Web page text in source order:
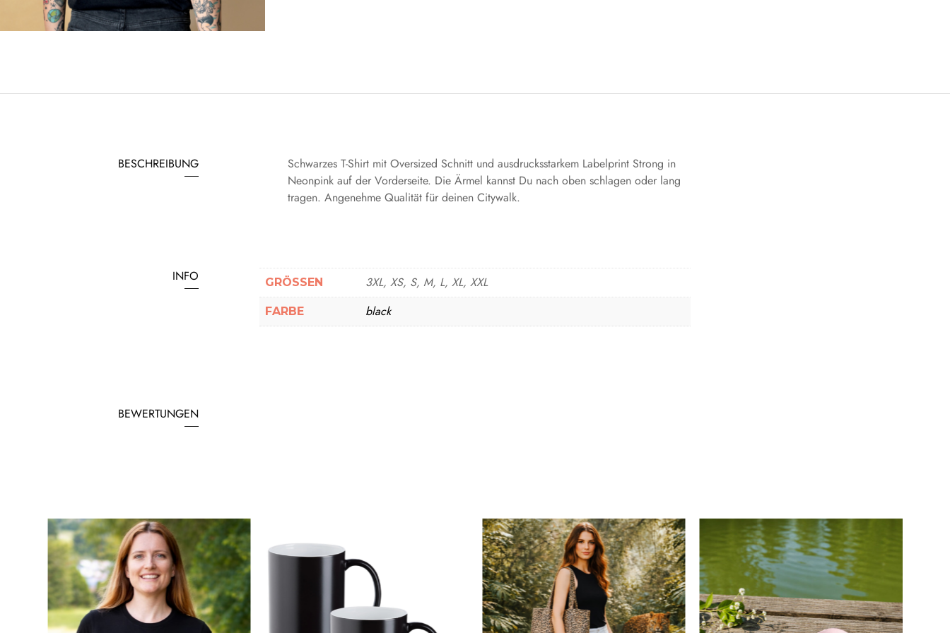
BESCHREIBUNG
Schwarzes T-Shirt mit Oversized Schnitt und ausdrucksstarkem Labelprint Strong in
Neonpink auf der Vorderseite. Die Ärmel kannst Du nach oben schlagen oder lang
tragen. Angenehme Qualität für deinen Citywalk.
INFO GRÖSSEN 3XL, XS, S, M, L, XL, XXL
FARBE black
BEWERTUNGEN